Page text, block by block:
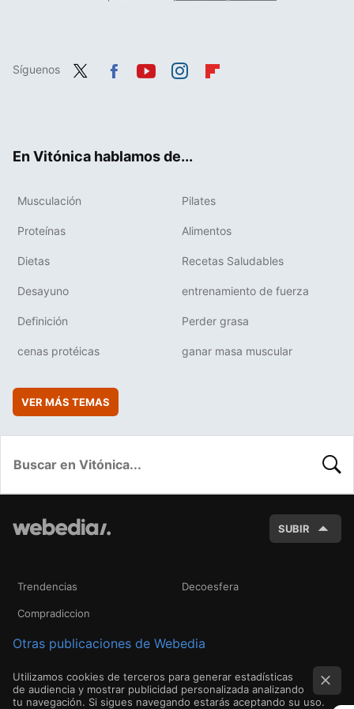
Síguenos
En Vitónica hablamos de...
Musculación Pilates
Proteínas Alimentos
Dietas Recetas Saludables
Desayuno entrenamiento de fuerza
Definición Perder grasa
cenas protéicas ganar masa muscular
VER MÁS TEMAS
SUBIR
Trendencias Decoesfera
Compradiccion
Otras publicaciones de Webedia
Utilizamos cookies de terceros para generar estadísticas
de audiencia y mostrar publicidad personalizada analizando
tu navegación. Si sigues navegando estarás aceptando su uso.